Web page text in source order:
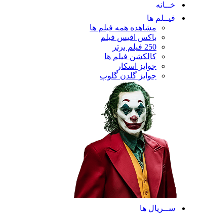
خــانه
فیــلم ها
مشاهده همه فیلم ها
باکس افیس فیلم
250 فیلم برتر
کالکشن فیلم ها
جوایز اسکار
جوایز گلدن گلوپ
ســریال ها